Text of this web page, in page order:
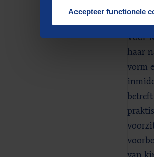
Accepteer functionele
Voor
haar
vorm